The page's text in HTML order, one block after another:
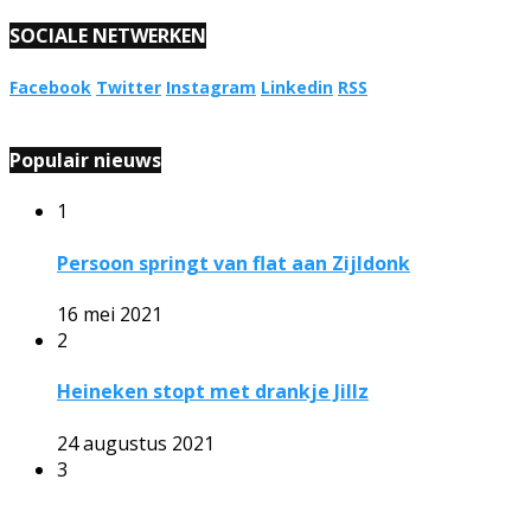
SOCIALE NETWERKEN
Facebook Twitter Instagram Linkedin RSS
Populair nieuws
1
Persoon springt van flat aan Zijldonk
16 mei 2021
2
Heineken stopt met drankje Jillz
24 augustus 2021
3